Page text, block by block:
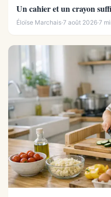
Un cahier et un crayon
Éloïse Marchais·7 août 2026·7